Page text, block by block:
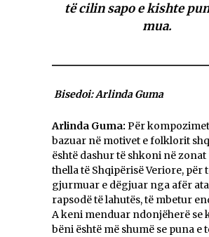
të cilin sapo e kishte
mua.
Bisedoi: Arlinda Guma
Arlinda Guma: Për
bazuar në motivet e folklorit
është dashur të shkoni në zonat
thella të Shqipërisë Veriore, për
gjurmuar e dëgjuar nga afër
rapsodë të lahutës, të mbetur
A keni menduar ndonjëherë se
bëni është më shumë se puna e